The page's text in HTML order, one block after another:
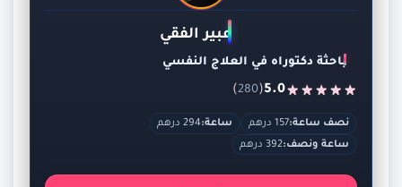
عبير الفقي
باحثة دكتوراه في العلاج النفسي
5.0
(
280
)
نصف ساعة:157 درهم ساعة:294 درهم
ساعة ونصف:392 درهم